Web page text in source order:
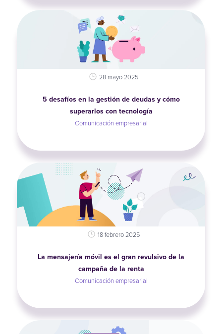
28 mayo 2025
5 desafíos en la gestión de deudas y cómo
superarlos con tecnología
Comunicación empresarial
18 febrero 2025
La mensajería móvil es el gran revulsivo de la
campaña de la renta
Comunicación empresarial